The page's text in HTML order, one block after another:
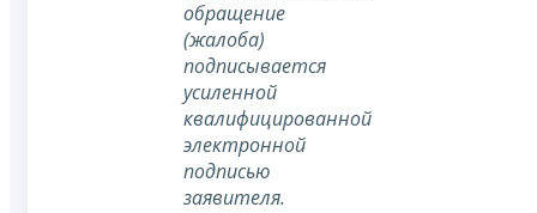
обращение
(жалоба)
подписывается
усиленной
квалифицированной
электронной
подписью
заявителя.